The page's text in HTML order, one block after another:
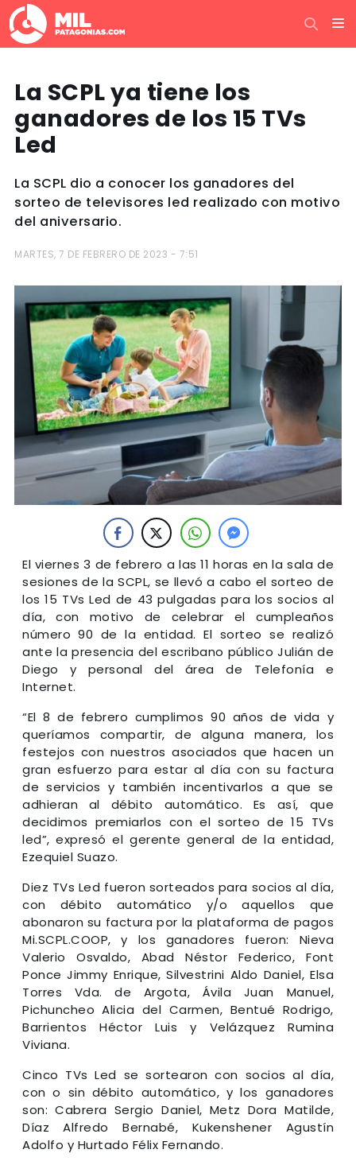
La SCPL ya tiene los
ganadores de los 15 TVs
Led
La SCPL dio a conocer los ganadores del
sorteo de televisores led realizado con motivo
del aniversario.
MARTES, 7 DE FEBRERO DE 2023 - 7:51
El viernes 3 de febrero a las 11 horas en la sala de
sesiones de la SCPL, se llevó a cabo el sorteo de
los 15 TVs Led de 43 pulgadas para los socios al
día, con motivo de celebrar el cumpleaños
número 90 de la entidad. El sorteo se realizó
ante la presencia del escribano público Julián de
Diego y personal del área de Telefonía e
Internet.
“El 8 de febrero cumplimos 90 años de vida y
queríamos compartir, de alguna manera, los
festejos con nuestros asociados que hacen un
gran esfuerzo para estar al día con su factura
de servicios y también incentivarlos a que se
adhieran al débito automático. Es así, que
decidimos premiarlos con el sorteo de 15 TVs
led”, expresó el gerente general de la entidad,
Ezequiel Suazo.
Diez TVs Led fueron sorteados para socios al día,
con débito automático y/o aquellos que
abonaron su factura por la plataforma de pagos
Mi.SCPL.COOP, y los ganadores fueron: Nieva
Valerio Osvaldo, Abad Néstor Federico, Font
Ponce Jimmy Enrique, Silvestrini Aldo Daniel, Elsa
Torres Vda. de Argota, Ávila Juan Manuel,
Pichuncheo Alicia del Carmen, Bentué Rodrigo,
Barrientos Héctor Luis y Velázquez Rumina
Viviana.
Cinco TVs Led se sortearon con socios al día,
con o sin débito automático, y los ganadores
son: Cabrera Sergio Daniel, Metz Dora Matilde,
Díaz Alfredo Bernabé, Kukenshener Agustín
Adolfo y Hurtado Félix Fernando.